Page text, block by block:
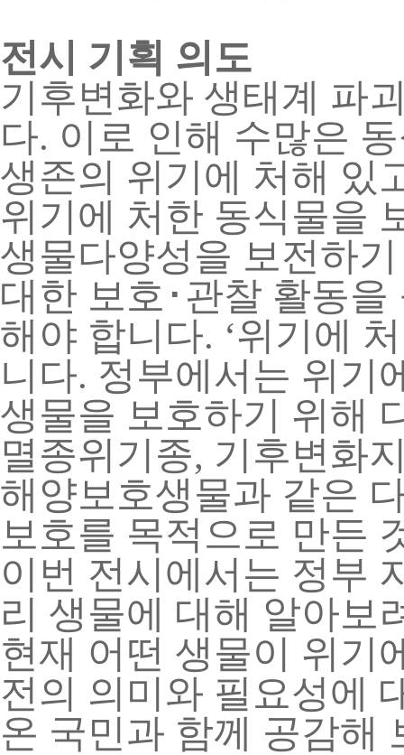
전시 기획 의도
기후변화와 생태계 파
다. 이로 인해 수많은
생존의 위기에 처해 있
위기에 처한 동식물을
생물다양성을 보전하
대한 보호 ･ 관찰 활동을
해야 합니다. ‘위기에
니다. 정부에서는 위기
생물을 보호하기 위해
멸종위기종, 기후변화
해양보호생물과 같은
보호를 목적으로 만든
이번 전시에서는 정부
리 생물에 대해 알아보
현재 어떤 생물이 위기
전의 의미와 필요성에
온 국민과 함께 공감해